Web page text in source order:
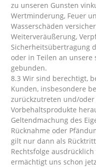
zu unseren Gunsten
Wertminderung, Feuer
Wasserschäden
Weiterveräußerung,
Sicherheitsübertragung
oder in Teilen an
gebunden.
8.3 Wir sind berechtigt,
Kunden, insbesondere
zurückzutreten und/oder
Vorbehaltsprodukte
Geltendmachung des
Rücknahme oder
gilt nur dann als
Rechtsfolge
ermächtigt uns schon